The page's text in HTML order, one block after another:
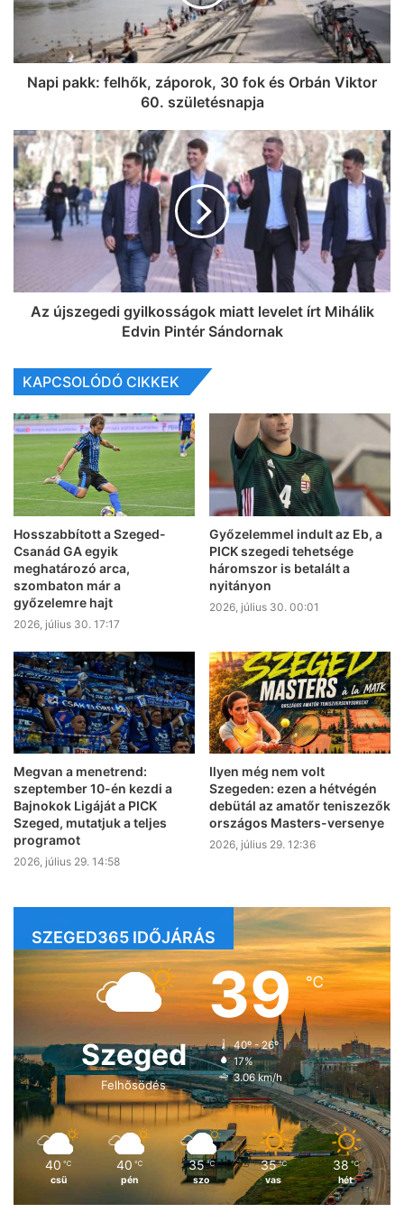
Napi pakk: felhők, záporok, 30 fok és Orbán Viktor
60. születésnapja
Az újszegedi gyilkosságok miatt levelet írt Mihálik
Edvin Pintér Sándornak
KAPCSOLÓDÓ CIKKEK
Hosszabbított a Szeged-
Csanád GA egyik
meghatározó arca,
szombaton már a
győzelemre hajt
2026, július 30. 17:17
Győzelemmel indult az Eb, a
PICK szegedi tehetsége
háromszor is betalált a
nyitányon
2026, július 30. 00:01
Megvan a menetrend:
szeptember 10-én kezdi a
Bajnokok Ligáját a PICK
Szeged, mutatjuk a teljes
programot
2026, július 29. 14:58
Ilyen még nem volt
Szegeden: ezen a hétvégén
debütál az amatőr teniszezők
országos Masters-versenye
2026, július 29. 12:36
SZEGED365 IDŐJÁRÁS
Szeged
Felhősödés
39℃
40º - 26º
17%
3.06 km/h
40 ℃
csü
40 ℃
pén
35 ℃
szo
35 ℃
vas
38 ℃
hét